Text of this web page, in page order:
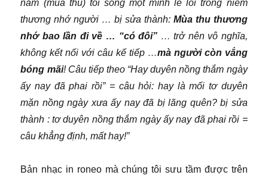
năm (mùa thu) tôi sống một mình lẻ loi trong niềm
thương nhớ người … bị sửa thành: Mùa thu thương
nhớ bao lần đi về … “có đôi” … trở nên vô nghĩa,
không kết nối với câu kế tiếp …mà người còn vắng
bóng mãi! Câu tiếp theo “Hay duyên nồng thắm ngày
ấy nay đã phai rồi” = câu hỏi: hay là mối tơ duyên
mặn nồng ngày xưa ấy nay đã bị lãng quên? bị sửa
thành : tơ duyên nồng thắm ngày ấy nay đã phai rồi =
câu khẳng định, mất hay!”
Bản nhạc in roneo mà chúng tôi sưu tầm được trên